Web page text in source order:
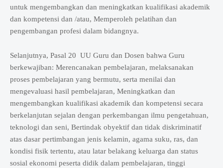
untuk mengembangkan dan meningkatkan kualifikasi akademik
dan kompetensi dan /atau, Memperoleh pelatihan dan
pengembangan profesi dalam bidangnya.
Selanjutnya, Pasal 20 UU Guru dan Dosen bahwa Guru
berkewajiban: Merencanakan pembelajaran, melaksanakan
proses pembelajaran yang bermutu, serta menilai dan
mengevaluasi hasil pembelajaran, Meningkatkan dan
mengembangkan kualifikasi akademik dan kompetensi secara
berkelanjutan sejalan dengan perkembangan ilmu pengetahuan,
teknologi dan seni, Bertindak obyektif dan tidak diskriminatif
atas dasar pertimbangan jenis kelamin, agama suku, ras, dan
kondisi fisik tertentu, atau latar belakang keluarga dan status
sosial ekonomi peserta didik dalam pembelajaran, tinggi